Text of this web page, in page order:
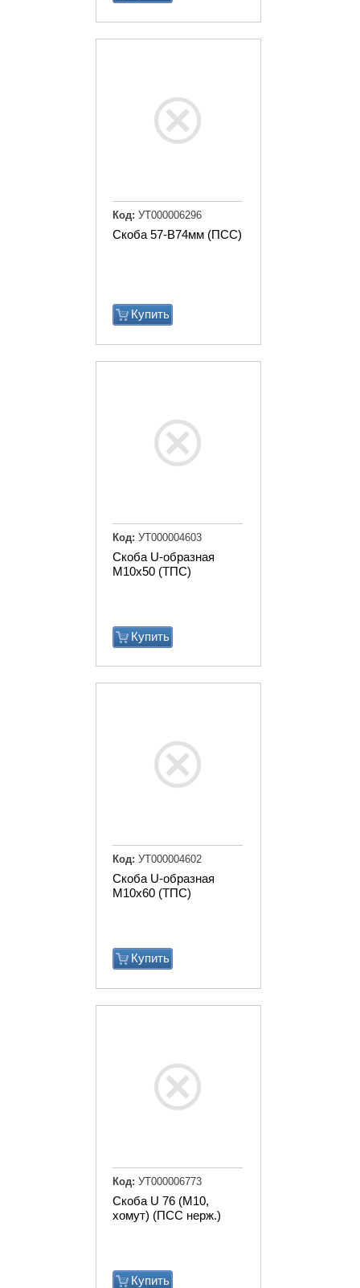
Скоба 57-В74мм (ПСС)
Купить
Код: УТ000006296
Скоба U-образная
М10х50 (ТПС)
Купить
Код: УТ000004603
Скоба U-образная
М10х60 (ТПС)
Купить
Код: УТ000004602
Скоба U 76 (М10,
хомут) (ПСС нерж.)
Купить
Код: УТ000006773